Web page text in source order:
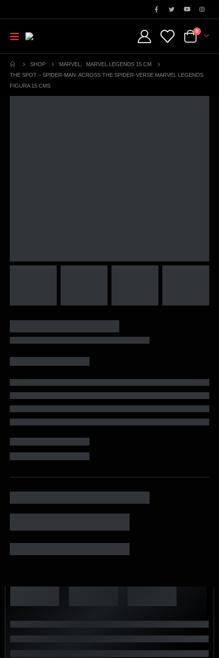
0
SHOP MARVEL
MARVEL LEGENDS 15 CM
THE SPOT – SPIDER-MAN: ACROSS THE SPIDER-VERSE MARVEL LEGENDS
FIGURA 15 CMS